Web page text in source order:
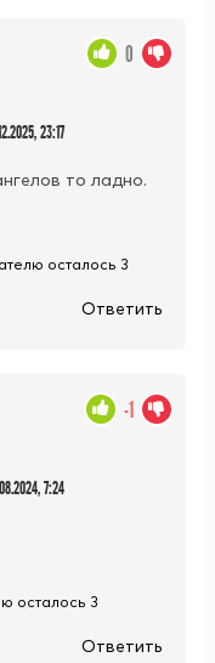
23:17
то ладно.
0
осталось 3
Ответить
7:24
-1
осталось 3
Ответить